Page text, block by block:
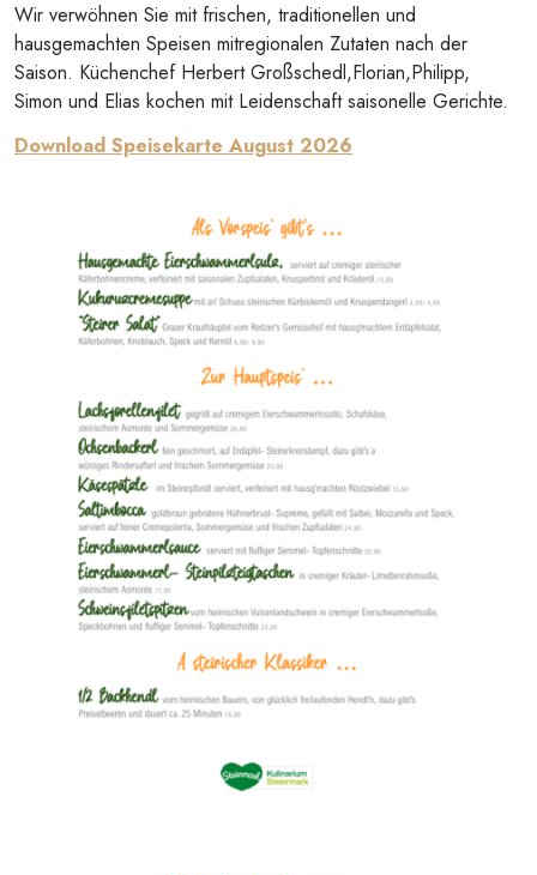
Wir verwöhnen Sie mit frischen, traditionellen und
hausgemachten Speisen mitregionalen Zutaten nach der
Saison. Küchenchef Herbert Großschedl,Florian,Philipp,
Simon und Elias kochen mit Leidenschaft saisonelle Gerichte.
Download Speisekarte August 2026